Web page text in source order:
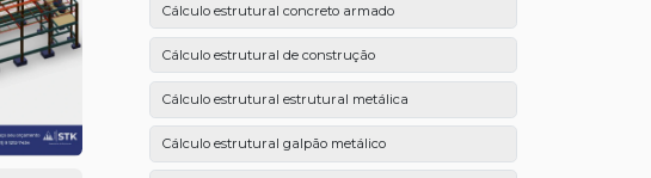
Cálculo estrutural concreto armado
Cálculo estrutural de construção
Cálculo estrutural estrutural metálica
Cálculo estrutural galpão metálico